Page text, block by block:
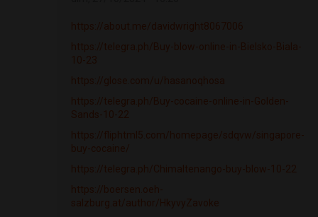
https://about.me/davidwright8067006
https://telegra.ph/Buy-blow-online-in-Bielsko-Biala-
10-23
https://glose.com/u/hasanoqhosa
https://telegra.ph/Buy-cocaine-online-in-Golden-
Sands-10-22
https://fliphtml5.com/homepage/sdqvw/singapore-
buy-cocaine/
https://telegra.ph/Chimaltenango-buy-blow-10-22
https://boersen.oeh-
salzburg.at/author/HkyvyZavoke